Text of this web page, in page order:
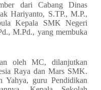
dari Cabang Dinas
Hariyanto, S.TP., M.P.,
Kepala SMK Negeri
M.Pd., yang membuka
oleh MC, dilanjutkan
Raya dan Mars SMK.
Yahya, guru Pendidikan